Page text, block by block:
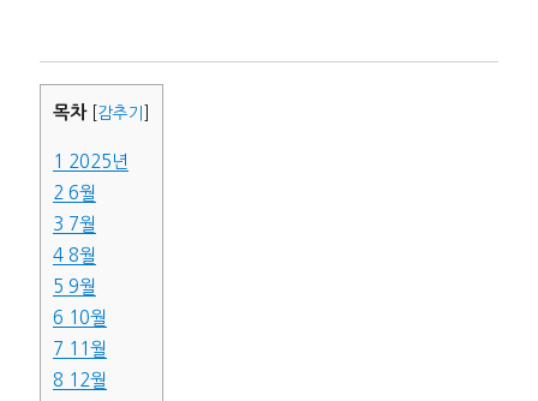
목차 감추기
1 2025년
2 6월
3 7월
48월
5 9월
6 10월
7 11월
8 12월